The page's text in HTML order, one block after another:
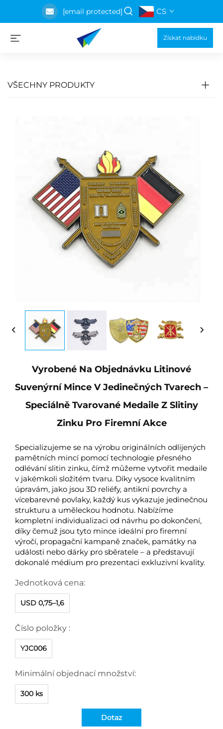
[email protected] CS
Získat nabídku
VŠECHNY PRODUKTY
Vyrobené Na Objednávku Litinové
Suvenýrní Mince V Jedinečných Tvarech –
Speciálně Tvarované Medaile Z Slitiny
Zinku Pro Firemní Akce
Specializujeme se na výrobu originálních odlijených
pamětních mincí pomocí technologie přesného
odlévání slitin zinku, čímž můžeme vytvořit medaile
v jakémkoli složitém tvaru. Díky vysoce kvalitním
úpravám, jako jsou 3D reliéfy, antikní povrchy a
vícebarevné povlaky, každý kus vykazuje jedinečnou
strukturu a uměleckou hodnotu. Nabízíme
kompletní individualizaci od návrhu po dokončení,
díky čemuž jsou tyto mince ideální pro firemní
výročí, propagační kampaně značek, památky na
události nebo dárky pro sběratele – a představují
dokonalé médium pro prezentaci exkluzivní kvality.
Jednotková cena:
USD 0,75–1,6
Číslo položky :
YJC006
Minimální objednací množství:
300 ks
Dotaz